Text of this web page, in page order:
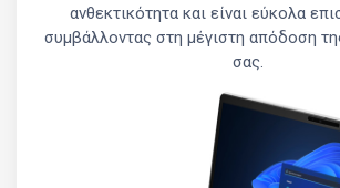
ανθεκτικότητα και είναι εύκολα
συμβάλλοντας στη μέγιστη απόδοση
σας.